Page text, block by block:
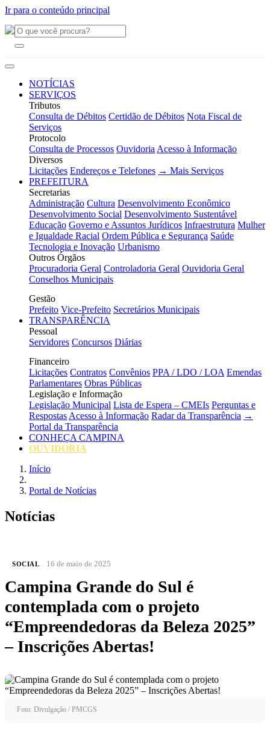
Ir para o conteúdo principal
NOTÍCIAS
SERVIÇOS
Tributos
Consulta de Débitos Certidão de Débitos Nota Fiscal de
Serviços
Protocolo
Consulta de Processos Ouvidoria Acesso à Informação
Diversos
Licitações Endereços e Telefones → Mais Serviços
PREFEITURA
Secretarias
Administração Cultura Desenvolvimento Econômico
Desenvolvimento Social Desenvolvimento Sustentável
Educação Governo e Assuntos Jurídicos Infraestrutura Mulher
e Igualdade Racial Ordem Pública e Segurança Saúde
Tecnologia e Inovação Urbanismo
Outros Órgãos
Procuradoria Geral Controladoria Geral Ouvidoria Geral
Conselhos Municipais
Gestão
Prefeito Vice-Prefeito Secretários Municipais
TRANSPARÊNCIA
Pessoal
Servidores Concursos Diárias
Financeiro
Licitações Contratos Convênios PPA / LDO / LOA Emendas
Parlamentares Obras Públicas
Legislação e Informação
Legislação Municipal Lista de Espera – CMEIs Perguntas e
Respostas Acesso à Informação Radar da Transparência →
Portal da Transparência
CONHEÇA CAMPINA
OUVIDORIA
Início
Portal de Notícias
Notícias
SOCIAL 16 de maio de 2025
Campina Grande do Sul é
contemplada com o projeto
“Empreendedoras da Beleza 2025”
– Inscrições Abertas!
Foto: Divulgação / PMCGS